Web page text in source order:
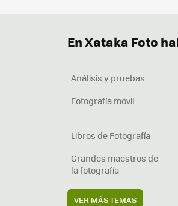
En Xataka Foto
Análisis y pruebas
Fotografía móvil
Libros de Fotografía
Grandes maestros de
la fotografía
VER MÁS TEMAS